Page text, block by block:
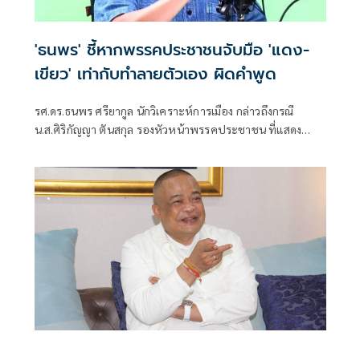
'ธนพร' ชี้หากพรรคประชาชนจับมือ 'แดง-
เขียว' เท่ากับทำลายตัวเอง ผิดคำพูด
รศ.ดร.ธนพร ศรียากูล นักวิเคราะห์การเมือง กล่าวถึงกรณี
น.ส.ศิริกัญญา ตันสกุล รองหัวหน้าพรรคประชาชน ที่แสดง
พรรคภูมิใจไทย ก็จำเป็นต้องพูดคุยกับพรรคประชาชนด้วยว่า